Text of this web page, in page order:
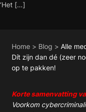
‘Het […]
Home > Blog > Alle
Dít zijn dan dé (zeer
op te pakken!
Korte samenvatting
Voorkom